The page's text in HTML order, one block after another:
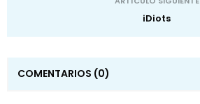
iDiots
COMENTARIOS (0)